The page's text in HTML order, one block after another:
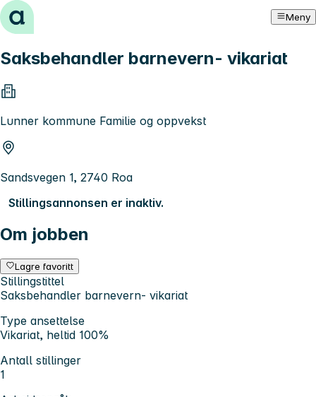
Hopp til innhold Meny
Saksbehandler barnevern- vikariat
Lunner kommune Familie og oppvekst
Sandsvegen 1, 2740 Roa
Stillingsannonsen er inaktiv.
Om jobben
Lagre favoritt
Stillingstittel
Saksbehandler barnevern- vikariat
Type ansettelse
Vikariat, heltid 100%
Antall stillinger
1